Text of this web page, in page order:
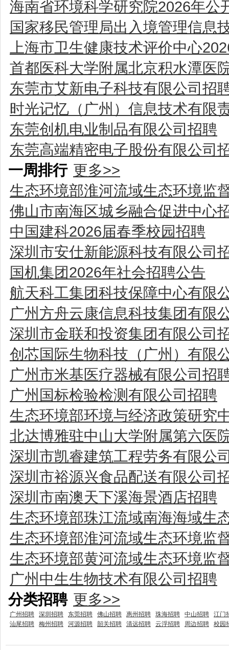
海南省环境科学研究院2026年公
国家移民管理局出入境管理信息
上海市卫生健康技术评价中心
首都医科大学附属北京积水潭医
东莞市艾新电子科技有限公司招
时光记忆（广州）信息技术有限
东莞创机电业制品有限公司招聘
东莞高端精密电子股份有限公司
一周排行 更多>>
生态环境部淮河流域生态环境监
佛山市南海区城乡融合促进中心
中国建科2026届春季校园招聘
深圳市安仕新能源科技有限公司
国机集团2026年社会招聘公告
航天科工集团科技保障中心有限
广州方舟云康信息科技集团有限
深圳市金联和投资集团有限公司
创芯国际生物科技（广州）有限
广州市米基医疗器械有限公司招
广州国标检验检测有限公司招聘
生态环境部环境与经济政策研究
北达博雅驻中山大学附属第六医
深圳市凯睿建筑工程劳务有限公
深圳市裕源兴食品配送有限公司
深圳市南澳天下溪海景酒店招聘
生态环境部珠江流域南海海域生
生态环境部淮河流域生态环境监
生态环境部黄河流域生态环境监
广州中生生物技术有限公司招聘
分类招聘 更多>>
广州招聘 深圳招聘 东莞招聘 佛山招聘 惠州招聘 珠海招聘 中山招聘
江门
汕尾招聘
梅州招聘 河源招聘 韶关招聘 清远招聘 云浮招聘 周边招聘 校园